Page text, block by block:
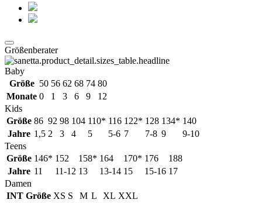
Größenberater
Baby
Größe 50 56 62 68 74 80
Monate 0 1 3 6 9
12
Kids
Größe 86 92 98 104 110* 116 122* 128 134* 140
Jahre 1,5 2 3 4 5 5-6 7 7-8 9
9-10
Teens
Größe 146* 152 158* 164 170* 176
188
Jahre 11 11-12 13 13-14 15 15-16 17
Damen
INT Größe XS S M L XL XXL